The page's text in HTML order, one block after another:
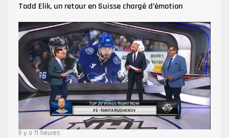
Todd Elik, un retour en Suisse chargé d’émotion
Il y a 11 heures